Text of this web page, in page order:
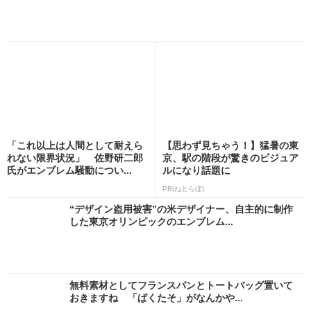
「これ以上は人間として耐えら
れない限界状況」 佐野研二郎
氏がエンブレム騒動につい...
【思わず見ちゃう！】猛暑の東
京、駅の階段が驚きのビジュア
ルになり話題に
PR(ねとらぼ)
“デザイン盗用被害”の米デザイナー、自主的に制作
した東京オリンピックのエンブレム...
無料素材としてフランスパンとトートバッグ置いて
おきますね 「ぱくたそ」がなんかや...